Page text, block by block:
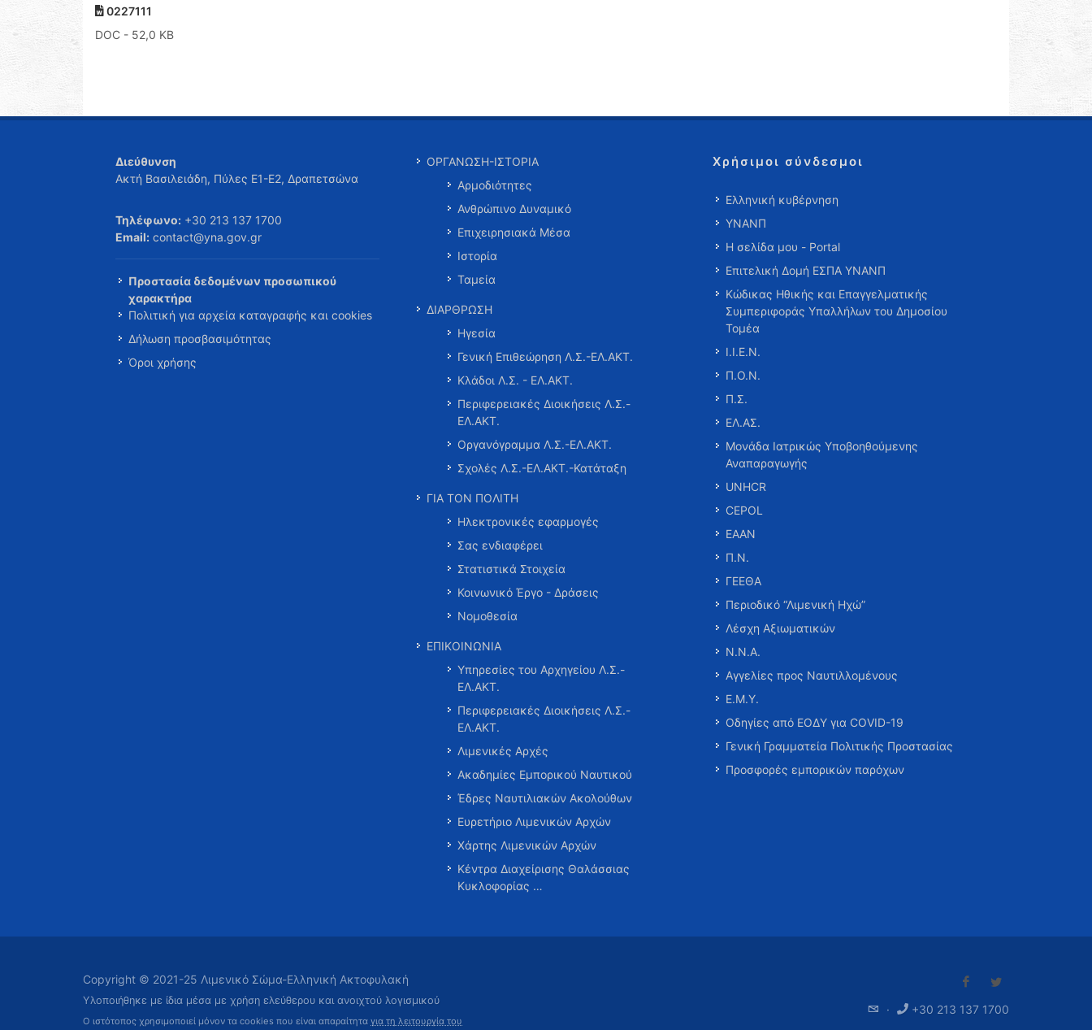
0227111
DOC - 52,0 KB
Διεύθυνση
Ακτή Βασιλειάδη, Πύλες Ε1-Ε2, Δραπετσώνα
Τηλέφωνο: +30 213 137 1700
Email: contact@yna.gov.gr
Προστασία δεδομένων προσωπικού
χαρακτήρα
Πολιτική για αρχεία καταγραφής και cookies
Δήλωση προσβασιμότητας
Όροι χρήσης
ΟΡΓΑΝΩΣΗ-ΙΣΤΟΡΙΑ
Αρμοδιότητες
Ανθρώπινο Δυναμικό
Επιχειρησιακά Μέσα
Ιστορία
Ταμεία
ΔΙΑΡΘΡΩΣΗ
Ηγεσία
Γενική Επιθεώρηση Λ.Σ.-ΕΛ.ΑΚΤ.
Κλάδοι Λ.Σ. - ΕΛ.ΑΚΤ.
Περιφερειακές Διοικήσεις Λ.Σ.-
ΕΛ.ΑΚΤ.
Οργανόγραμμα Λ.Σ.-ΕΛ.ΑΚΤ.
Σχολές Λ.Σ.-ΕΛ.ΑΚΤ.-Κατάταξη
ΓΙΑ ΤΟΝ ΠΟΛΙΤΗ
Ηλεκτρονικές εφαρμογές
Σας ενδιαφέρει
Στατιστικά Στοιχεία
Κοινωνικό Έργο - Δράσεις
Νομοθεσία
ΕΠΙΚΟΙΝΩΝΙΑ
Υπηρεσίες του Αρχηγείου Λ.Σ.-
ΕΛ.ΑΚΤ.
Περιφερειακές Διοικήσεις Λ.Σ.-
ΕΛ.ΑΚΤ.
Λιμενικές Αρχές
Ακαδημίες Εμπορικού Ναυτικού
Έδρες Ναυτιλιακών Ακολούθων
Ευρετήριο Λιμενικών Αρχών
Χάρτης Λιμενικών Αρχών
Κέντρα Διαχείρισης Θαλάσσιας
Κυκλοφορίας …
Χρήσιμοι σύνδεσμοι
Ελληνική κυβέρνηση
ΥΝΑΝΠ
Η σελίδα μου - Portal
Επιτελική Δομή ΕΣΠΑ ΥΝΑΝΠ
Κώδικας Ηθικής και Επαγγελματικής
Συμπεριφοράς Υπαλλήλων του Δημοσίου
Τομέα
Ι.Ι.Ε.Ν.
Π.Ο.Ν.
Π.Σ.
ΕΛ.ΑΣ.
Μονάδα Ιατρικώς Υποβοηθούμενης
Αναπαραγωγής
UNHCR
CEPOL
ΕΑΑΝ
Π.Ν.
ΓΕΕΘΑ
Περιοδικό “Λιμενική Ηχώ”
Λέσχη Αξιωματικών
Ν.Ν.Α.
Αγγελίες προς Ναυτιλλομένους
Ε.Μ.Υ.
Οδηγίες από ΕΟΔΥ για COVID-19
Γενική Γραμματεία Πολιτικής Προστασίας
Προσφορές εμπορικών παρόχων
Copyright © 2021-25 Λιμενικό Σώμα-Ελληνική Ακτοφυλακή
Υλοποιήθηκε με ίδια μέσα με χρήση ελεύθερου και ανοιχτού λογισμικού
Ο ιστότοπος χρησιμοποιεί μόνον τα cookies που είναι απαραίτητα για τη λειτουργία του
· +30 213 137 1700